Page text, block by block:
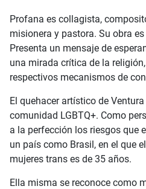
Profana es collagista,
misionera y pastora. Su obra
Presenta un mensaje de
una mirada crítica de la
respectivos mecanismos de
El quehacer artístico de
comunidad LGBTQ+. Como
a la perfección los riesgos que
un país como Brasil, en el que
mujeres trans es de 35 años.
Ella misma se reconoce como